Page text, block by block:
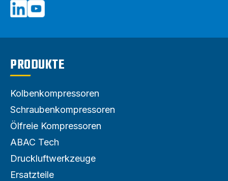
PRODUKTE
Kolbenkompressoren
Schraubenkompressoren
Ölfreie Kompressoren
ABAC Tech
Druckluftwerkzeuge
Ersatzteile